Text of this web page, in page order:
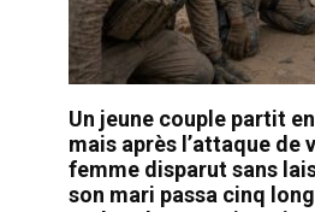
Un jeune couple partit
mais après l’attaque de
femme disparut sans
son mari passa cinq